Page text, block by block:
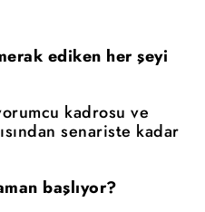
ediken her şeyi
kadrosu ve
senariste kadar
başlıyor?